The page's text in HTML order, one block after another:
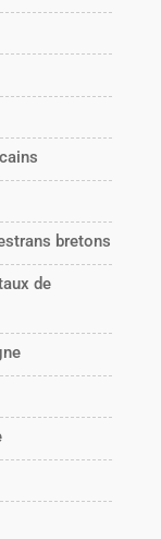
bretons
de